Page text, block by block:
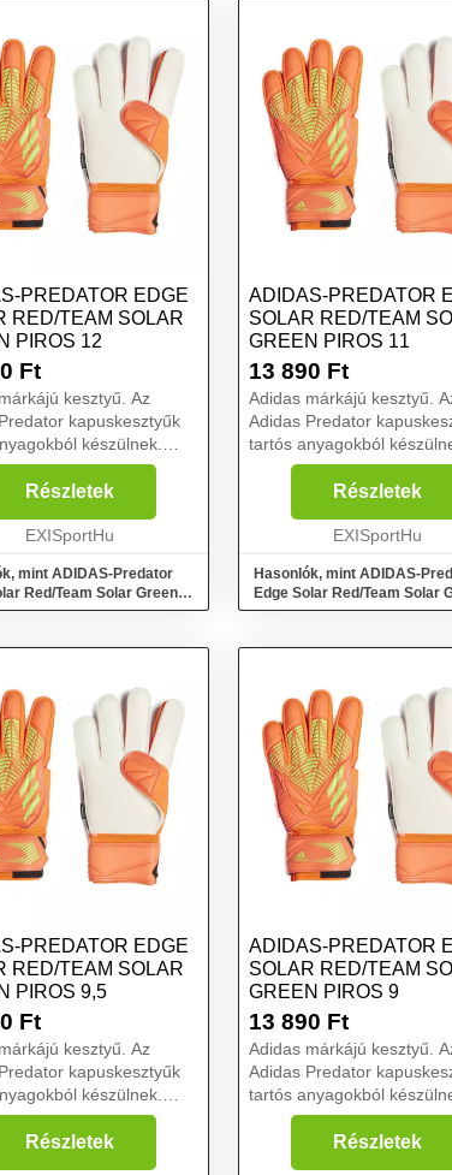
PREDATOR EDGE
RED/TEAM SOLAR
PIROS 12
Ft
kesztyű. Az
kapuskesztyűk
készülnek.
ujjerősítés jellemzi
Soft Grip Pro gumi
is rendelkeznek.
fogást és kén...
Részletek
EXISportHu
mint ADIDAS-Predator
Red/Team Solar Green
ADIDAS-PREDATOR
SOLAR RED/TEAM
GREEN PIROS 11
13 890 Ft
Adidas márkájú kesztyű.
Adidas Predator
tartós anyagokból
Fingersave ujjerősítés
őket. Tartós Soft Grip Pro
tenyérrel is rendelkeznek.
Tökéletes fogást és kén...
Részletek
EXISportHu
Hasonlók, mint ADIDAS-
Edge Solar Red/Team Solar
Piros 11
PREDATOR EDGE
RED/TEAM SOLAR
PIROS 9,5
Ft
kesztyű. Az
kapuskesztyűk
készülnek.
ujjerősítés jellemzi
Soft Grip Pro gumi
is rendelkeznek.
Részletek
ADIDAS-PREDATOR
SOLAR RED/TEAM
GREEN PIROS 9
13 890 Ft
Adidas márkájú kesztyű.
Adidas Predator
tartós anyagokból
Fingersave ujjerősítés
őket. Tartós Soft Grip Pro
tenyérrel is rendelkeznek.
Részletek